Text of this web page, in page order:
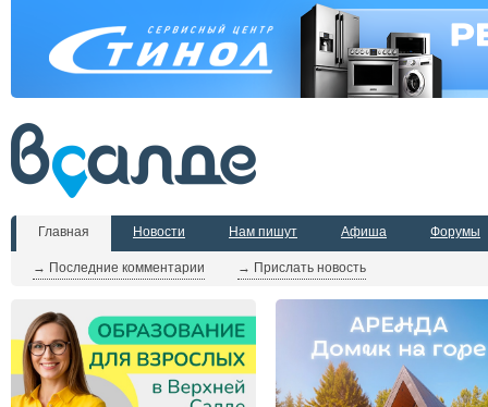
Главная
→ Последние комментарии → Прислать новость
Новости Нам пишут Афиша Форумы